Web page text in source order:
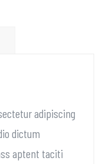
adipiscing
dictum
aptent taciti